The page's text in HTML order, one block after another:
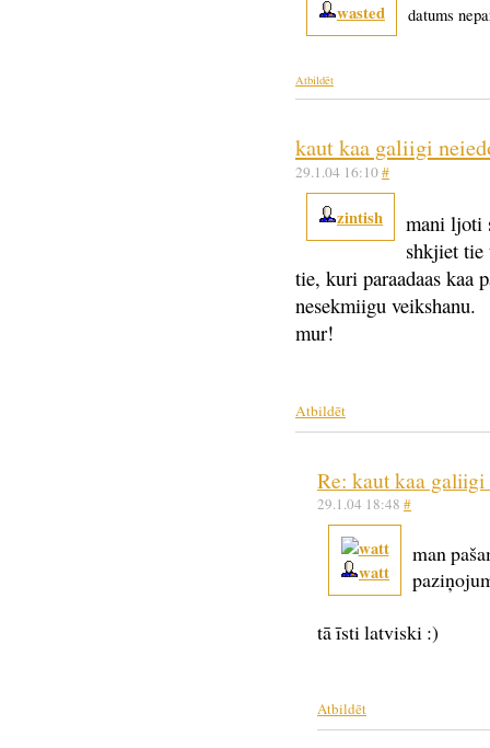
wasted datums
Atbildēt
kaut kaa galiigi
29.1.04 16:10#
zintish
mani ljoti
shkjiet tie
tie, kuri paraadaas kaa
nesekmiigu veikshanu.
mur!
Atbildēt
Re: kaut kaa
29.1.04 18:48 #
watt
man
tā īsti latviski :)
Atbildēt